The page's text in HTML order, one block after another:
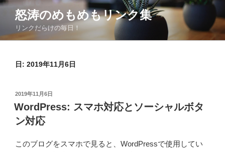
コ
ン
怒涛のめもめもリンク集
リンクだらけの毎日！
日: 2019年11月6日
投
稿
日:
2019年11月6日
WordPress: スマホ対応とソーシャルボタ
ン対応
このブログをスマホで見ると、WordPressで使用してい